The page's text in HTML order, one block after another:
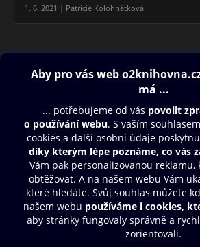
1. 6. 2021 | Patricie Kolohnátková
Blog
Obsah ke stažení
Moje O2 Knihovna
Další zábava
© O2 Czech Republic a.s.